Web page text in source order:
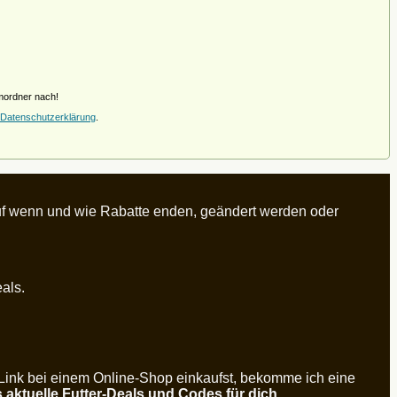
nach!
Datenschutzerklärung
wenn und wie Rabatte enden, geändert werden oder
bei einem Online-Shop einkaufst, bekomme ich eine